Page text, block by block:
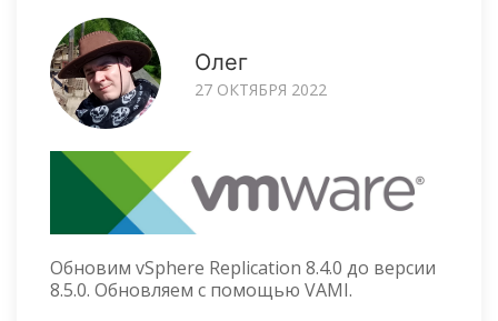
Олег
27 ОКТЯБРЯ 2022
Обновим vSphere Replication 8.4.0 до версии
8.5.0. Обновляем с помощью VAMI.